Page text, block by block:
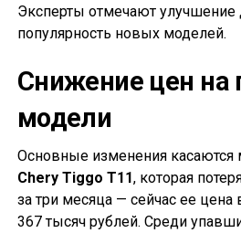
Эксперты отмечают улучшение
популярность новых моделей.
Снижение цен на
модели
Основные изменения касаются
Chery Tiggo T11, которая
за три месяца — сейчас ее цена
367 тысяч рублей. Среди